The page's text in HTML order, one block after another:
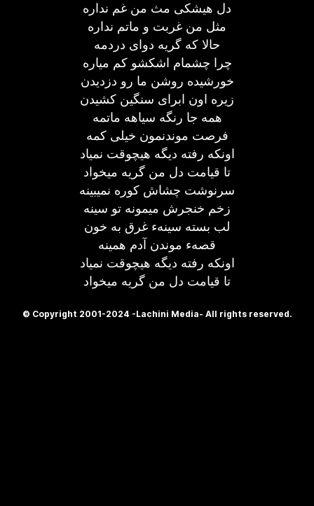
دل هيشکی مث من غم نداره
مثل من غربت و ماتم نداره
حالا که گريه دوای دردمه
چرا چشمام اشکشو کم مياره
خورشیده روشن ما رو دزديدن
زیره اون ابرای سنگين کشيدن
همه جا رنگه سياهه ماتمه
فرصت موندنمون خيلی کمه
اونکه رفته ديگه هیچوقت نمياد
تا قيامت دل من گريه ميخواد
سرنوشت چشاش کوره نمیبینه
زخم خنجرش ميمونه تو سينه
لب بسته سينهء غرق به خون
قصهء موندن آدم همينه
اونکه رفته ديگه هیچوقت نمياد
تا قيامت دل من گريه ميخواد
© Copyright 2001-2024 -Lachini Media- All rights reserved.